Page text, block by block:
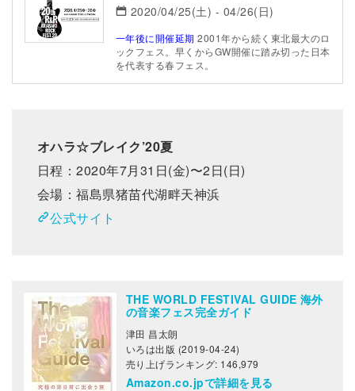
2020/04/25(土) - 04/26(日)
一年後に開催延期2001年から続く東北最大のロ
ックフェス。早くからGW開催に踏み切った日本
を代表する春フェス。
オハラ☆ブレイク’20夏
日程：2020年7月31日(金)〜2日(日)
会場：福島県猪苗代湖畔天神浜
公式サイト
THE WORLD FESTIVAL GUIDE 海外
の音楽フェス完全ガイド
津田 昌太朗
いろは出版 (2019-04-24)
売り上げランキング: 146,979
Amazon.co.jpで詳細を見る